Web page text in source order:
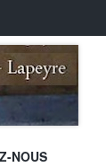
NOUS